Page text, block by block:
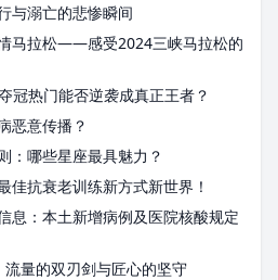
与溺亡的悲惨瞬间
马拉松——感受2024三峡马拉松的
冠热门能否逆袭成真正王者？
恶意传播？
：哪些星座最具魅力？
佳抗衰老训练新方式新世界！
息：本土新增病例及医院核酸规定
量的双刃剑与匠心的坚守